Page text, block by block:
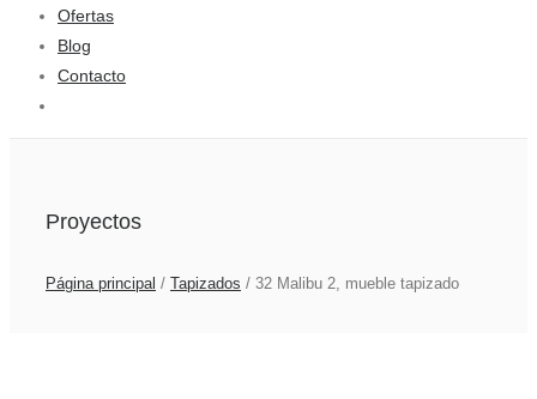
Ofertas
Blog
Contacto
Proyectos
Página principal / Tapizados / 32 Malibu 2, mueble tapizado